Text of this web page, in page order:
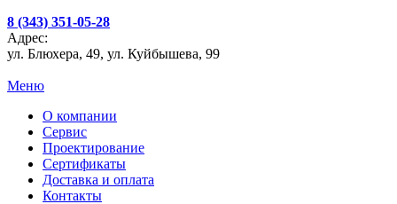
8 (343) 351-05-28
Адрес:
ул. Блюхера, 49, ул. Куйбышева, 99
Меню
О компании
Сервис
Проектирование
Сертификаты
Доставка и оплата
Контакты